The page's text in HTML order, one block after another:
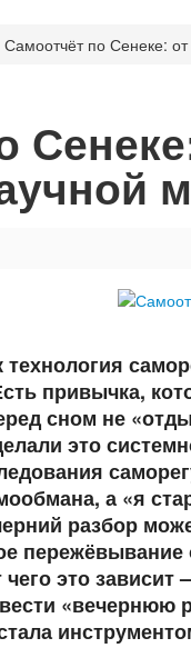
Самоотчёт по Сенеке:
привычка,
сном не
это
а «я
разбор
это зависит
«вечернюю